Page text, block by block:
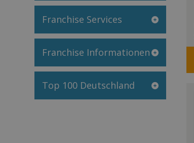
Franchise Services
Franchise Informationen
Top 100 Deutschland